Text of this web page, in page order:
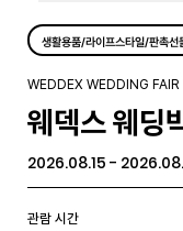
생활용품/라이프스타일/판촉선
WEDDEX WEDDING FAIR
웨덱스 웨딩
2026.08.15 -
관람 시간